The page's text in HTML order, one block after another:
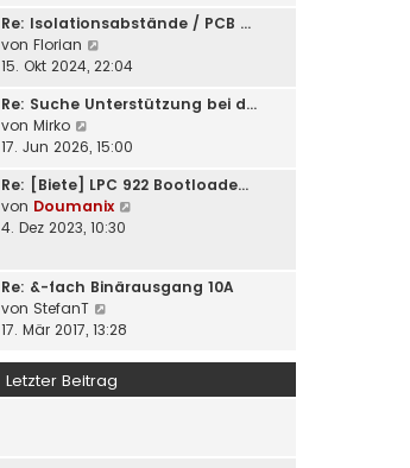
g
i
g
r
B
e
r
g
e
t
r
e
i
t
r
Re: Isolationsabstände / PCB …
von Florian
e
e
t
r
B
e
t
r
a
15. Okt 2024, 22:04
Re: Suche Unterstützung bei d…
von Mirko
e
e
s
t
B
e
t
r
a
17. Jun 2026, 15:00
Re: [Biete] LPC 922 Bootloade…
von Doumanix
s
e
4. Dez 2023, 10:30
Re: &-fach Binärausgang 10A
von StefanT
e
s
17. Mär 2017, 13:28
Letzter Beitrag